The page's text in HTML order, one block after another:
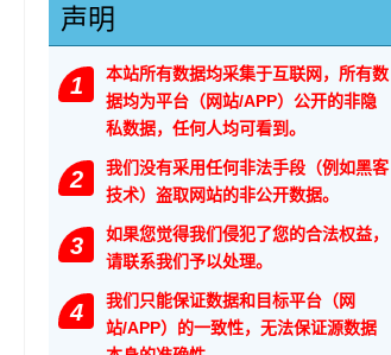
声明
1
本站所有数据均采集于互联网，所有数
据均为平台（网站/APP）公开的非隐
私数据，任何人均可看到。
2
我们没有采用任何非法手段（例如黑客
技术）盗取网站的非公开数据。
3
如果您觉得我们侵犯了您的合法权益，
请联系我们予以处理。
4
我们只能保证数据和目标平台（网
站/APP）的一致性，无法保证源数据